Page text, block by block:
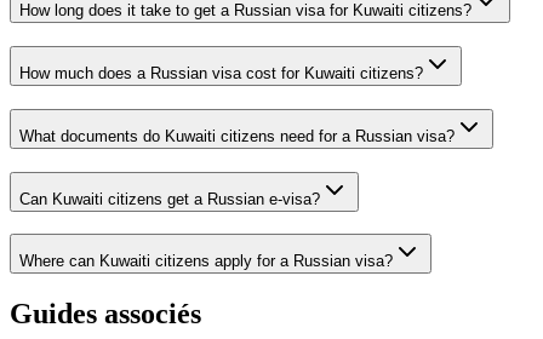
How long does it take to get a Russian visa for Kuwaiti citizens?
How much does a Russian visa cost for Kuwaiti citizens?
What documents do Kuwaiti citizens need for a Russian visa?
Can Kuwaiti citizens get a Russian e-visa?
Where can Kuwaiti citizens apply for a Russian visa?
Guides associés